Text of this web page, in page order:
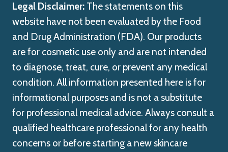
Legal Disclaimer: The statements on this
website have not been evaluated by the Food
and Drug Administration (FDA). Our products
are for cosmetic use only and are not intended
to diagnose, treat, cure, or prevent any medical
condition. All information presented here is for
informational purposes and is not a substitute
for professional medical advice. Always consult a
qualified healthcare professional for any health
concerns or before starting a new skincare